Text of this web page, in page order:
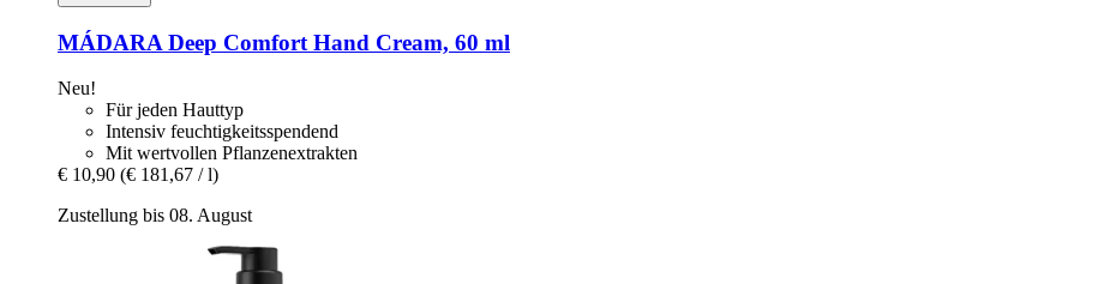
MÁDARA Deep Comfort Hand Cream, 60 ml
Neu!
Für jeden Hauttyp
Intensiv feuchtigkeitsspendend
Mit wertvollen Pflanzenextrakten
€ 10,90 (€ 181,67 / l)
Zustellung bis 08. August